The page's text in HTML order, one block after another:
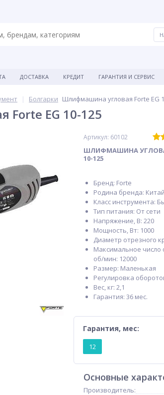
ДОСТАВКА КРЕДИТ ГАРАНТИЯ И СЕРВИС
Болгарки Шлифмашина угловая Forte EG
EG 10-125
Артикул: 60102
ШЛИФМАШИНА
10-125
Бренд: Forte
Родина бренда: Китай
Класс инструмента:
Тип питания: От сети
Напряжение, В: 220
Мощность, Вт: 1000
Диаметр отрезного
Максимальное число
об/мин: 12000
Размер: Маленькая
Регулировка
Вес, кг: 2,1
Гарантия: 36 мес.
Гарантия, мес:
12
Основные
Производитель: